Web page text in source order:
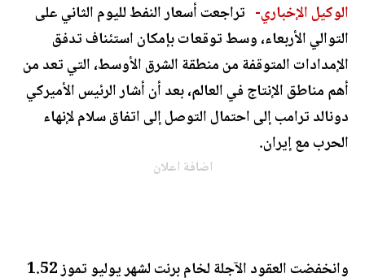
الوكيل الإخباري- تراجعت أسعار النفط لليوم الثاني على
التوالي الأربعاء، وسط توقعات بإمكان استئناف تدفق
الإمدادات المتوقفة من منطقة الشرق الأوسط، التي تعد من
أهم مناطق الإنتاج في العالم، بعد أن أشار الرئيس الأميركي
دونالد ترامب إلى احتمال التوصل إلى اتفاق سلام لإنهاء
الحرب مع إيران.
اضافة اعلان
وانخفضت العقود الآجلة لخام برنت لشهر يوليو تموز 1.52